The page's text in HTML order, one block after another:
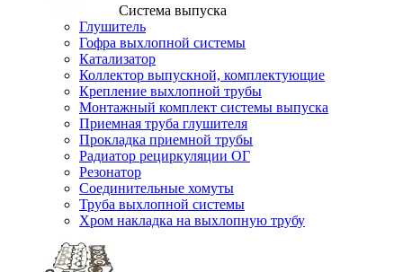
Система выпуска
Глушитель
Гофра выхлопной системы
Катализатор
Коллектор выпускной, комплектующие
Крепление выхлопной трубы
Монтажный комплект системы выпуска
Приемная труба глушителя
Прокладка приемной трубы
Радиатор рециркуляции ОГ
Резонатор
Соединительные хомуты
Труба выхлопной системы
Хром накладка на выхлопную трубу